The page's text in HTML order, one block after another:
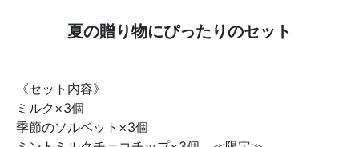
夏の贈り物にぴったりのセット
《セット内容》
ミルク×3個
季節のソルベット×3個